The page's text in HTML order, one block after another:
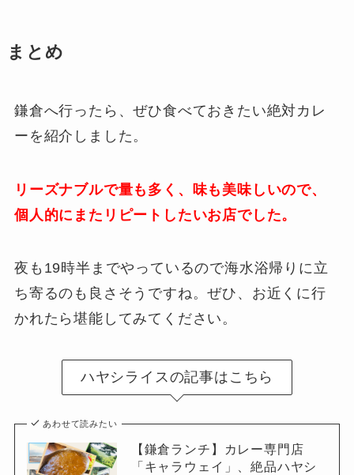
まとめ
鎌倉へ行ったら、ぜひ食べておきたい絶対カレ
ーを紹介しました。
リーズナブルで量も多く、味も美味しいので、
個人的にまたリピートしたいお店でした。
夜も19時半までやっているので海水浴帰りに立
ち寄るのも良さそうですね。ぜひ、お近くに行
かれたら堪能してみてください。
ハヤシライスの記事はこちら
あわせて読みたい
【鎌倉ランチ】カレー専門店
「キャラウェイ」、絶品ハヤシ